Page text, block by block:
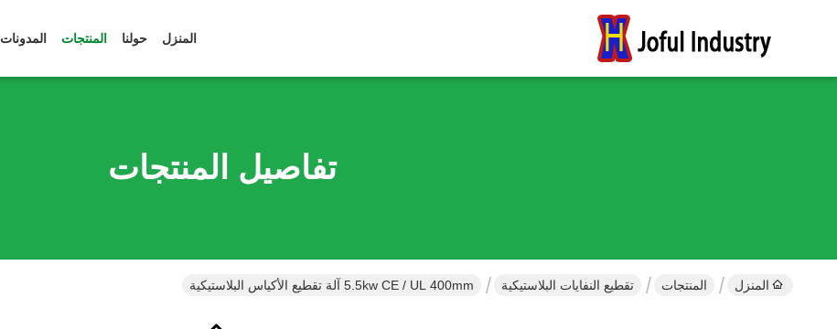
المنزل حولنا المنتجات المدونات
تفاصيل المنتجات
المنزل المنتجات تقطيع النفايات البلاستيكية 5.5kw CE / UL 400mm آلة تقطيع الأكياس البلاستيكية